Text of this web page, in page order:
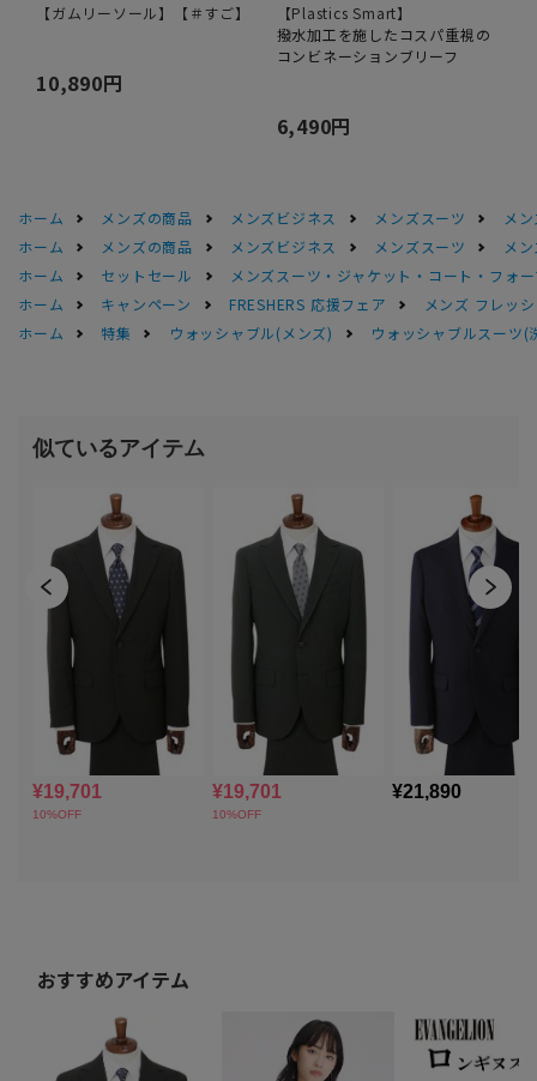
【ガムリーソール】【＃すご】
10,890円
【Plastics Smart】
撥水加工を施したコスパ重視の
コンビネーションブリーフ
6,490円
ホーム メンズの商品 メンズビジネス メンズスーツ
メ
ホーム
メンズの商品 メンズビジネス メンズスーツ
メ
ホーム
セットセール
メンズスーツ・ジャケット・コート・フォ
ホーム
キャンペーン FRESHERS 応援フェア
メンズ フレッ
ホーム
特集 ウォッシャブル(メンズ) ウォッシャブルスーツ(